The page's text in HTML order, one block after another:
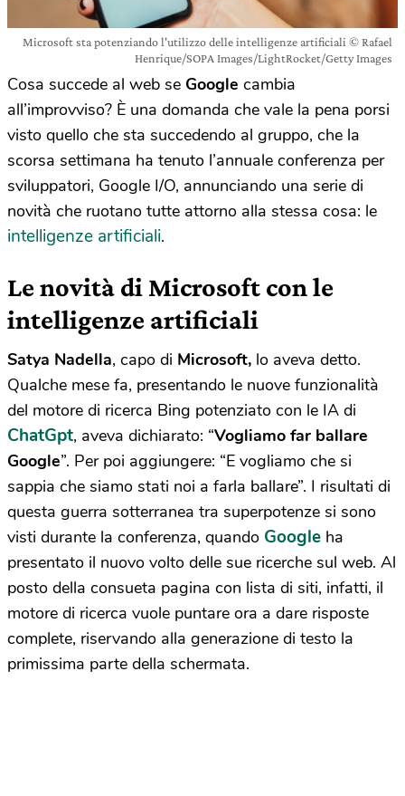
Microsoft sta potenziando l'utilizzo delle intelligenze artificiali © Rafael
Henrique/SOPA Images/LightRocket/Getty Images
Cosa succede al web se Google cambia
all’improvviso? È una domanda che vale la pena porsi
visto quello che sta succedendo al gruppo, che la
scorsa settimana ha tenuto l’annuale conferenza per
sviluppatori, Google I/O, annunciando una serie di
novità che ruotano tutte attorno alla stessa cosa: le
intelligenze artificiali.
Le novità di Microsoft con le
intelligenze artificiali
Satya Nadella, capo di Microsoft, lo aveva detto.
Qualche mese fa, presentando le nuove funzionalità
del motore di ricerca Bing potenziato con le IA di
ChatGpt, aveva dichiarato: “Vogliamo far ballare
Google”. Per poi aggiungere: “E vogliamo che si
sappia che siamo stati noi a farla ballare”. I risultati di
questa guerra sotterranea tra superpotenze si sono
visti durante la conferenza, quando Google ha
presentato il nuovo volto delle sue ricerche sul web. Al
posto della consueta pagina con lista di siti, infatti, il
motore di ricerca vuole puntare ora a dare risposte
complete, riservando alla generazione di testo la
primissima parte della schermata.